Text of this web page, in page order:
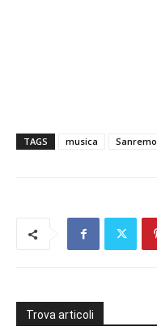
TAGS musica Sanremo
Trova articoli